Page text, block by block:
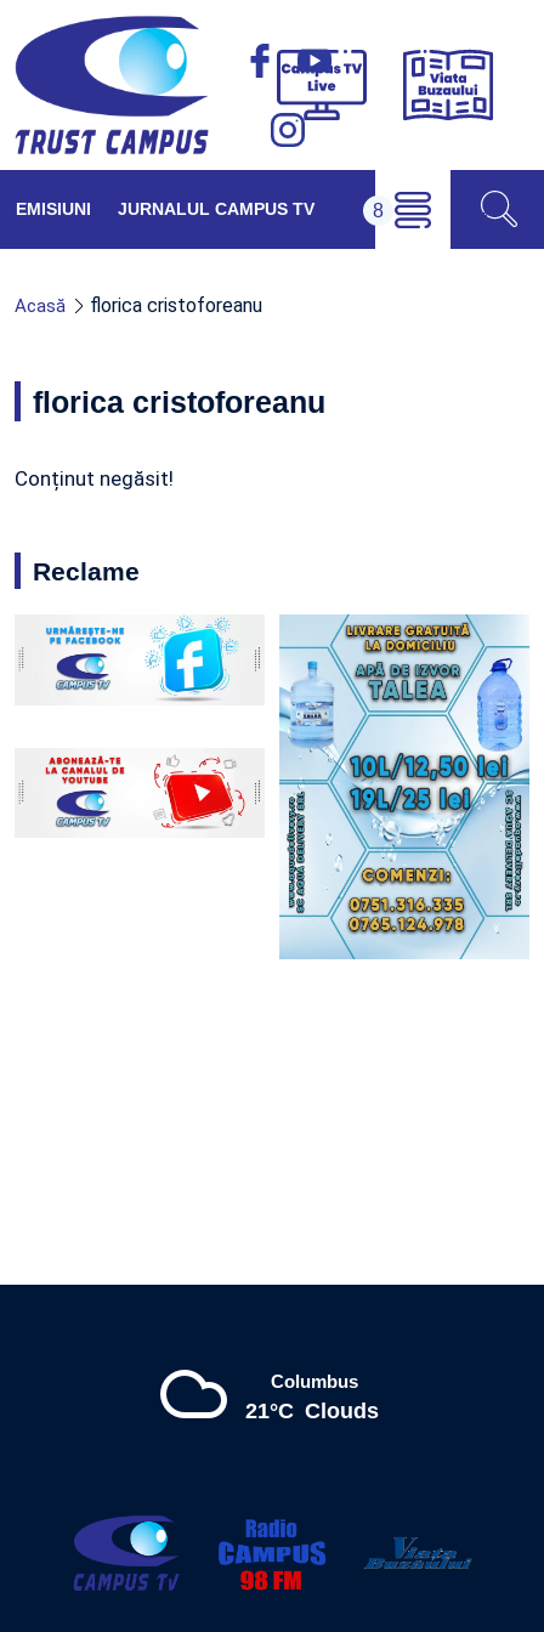
Campus
Viața
EMISIUNI JURNALUL CAMPUS TV
Acasă florica cristoforeanu
florica cristoforeanu
Conținut negăsit!
Reclame
Columbus
21°C Clouds